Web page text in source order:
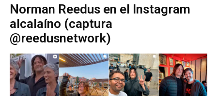
Norman Reedus en el Instagram
alcalaíno (captura
@reedusnetwork)